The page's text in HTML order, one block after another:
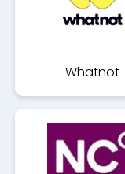
Whatnot